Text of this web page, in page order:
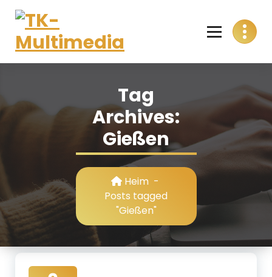
Skip
content
T
-
t
i
m
e
Tag
Archives:
Gießen
Heim-
Posts tagged
"Gießen"